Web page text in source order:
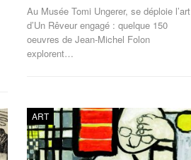
Au Musée Tomi Ungerer, se déploie l’art
d’Un Rêveur engagé : quelque 150
oeuvres de Jean-Michel Folon
explorent…
ART